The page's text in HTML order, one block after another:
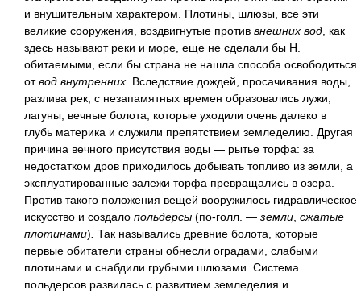
и внушительным характером. Плотины, шлюзы, все эти
великие сооружения, воздвигнутые против внешних вод , как
здесь называют реки и море, еще не сделали бы Н.
обитаемыми, если бы страна не нашла способа освободиться
отвод внутренних. Вследствие дождей, просачивания воды,
разлива рек, с незапамятных времен образовались лужи,
лагуны, вечные болота, которые уходили очень далеко в
глубь материка и служили препятствием земледелию. Другая
причина вечного присутствия воды — рытье торфа: за
недостатком дров приходилось добывать топливо из земли, а
эксплуатированные залежи торфа превращались в озера.
Против такого положения вещей вооружилось гидравлическое
искусство и создало польдерсы (по-голл. — земли сжатые
плотинами) Так назывались древние болота, которые
первые обитатели страны обнесли оградами, слабыми
плотинами и снабдили грубыми шлюзами. Система
польдерсов развилась с развитием земледелия и